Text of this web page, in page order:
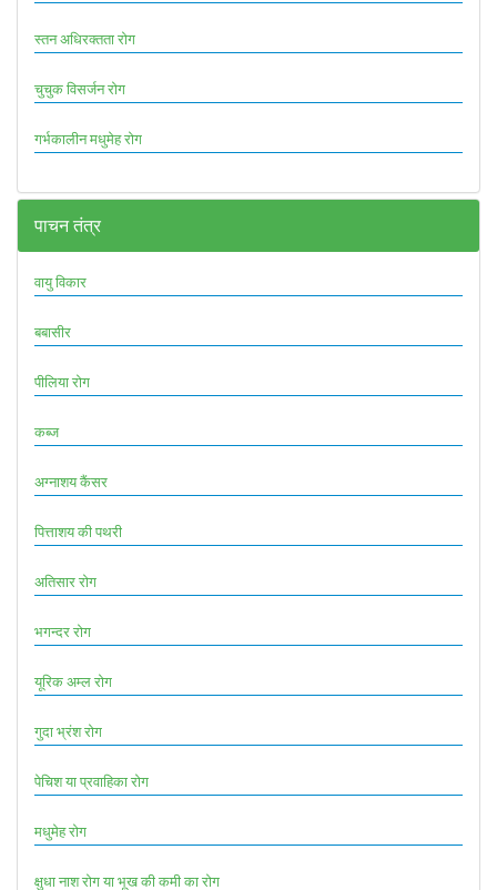
स्तन अधिरक्तता रोग
चुचुक विसर्जन रोग
गर्भकालीन मधुमेह रोग
पाचन तंत्र
वायु विकार
बबासीर
पीलिया रोग
कब्ज
अग्नाशय कैंसर
पित्ताशय की पथरी
अतिसार रोग
भगन्दर रोग
यूरिक अम्ल रोग
गुदा भ्रंश रोग
पेचिश या प्रवाहिका रोग
मधुमेह रोग
क्षुधा नाश रोग या भूख की कमी का रोग